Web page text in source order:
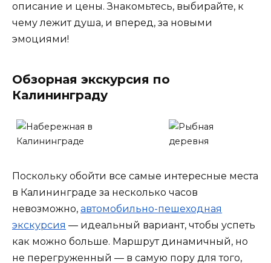
описание и цены. Знакомьтесь, выбирайте, к
чему лежит душа, и вперед, за новыми
эмоциями!
Обзорная экскурсия по
Калининграду
Поскольку обойти все самые интересные места
в Калининграде за несколько часов
невозможно, автомобильно-пешеходная
экскурсия — идеальный вариант, чтобы успеть
как можно больше. Маршрут динамичный, но
не перегруженный — в самую пору для того,